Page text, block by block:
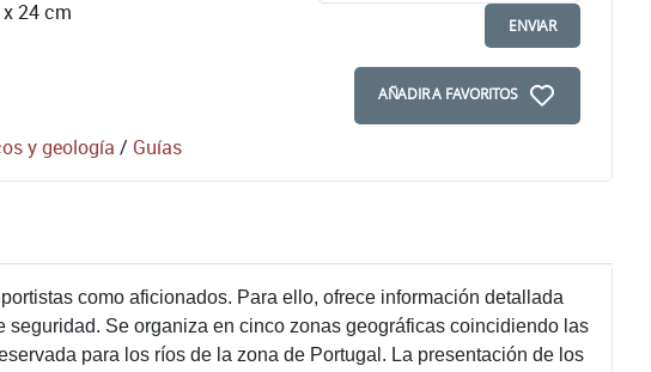
ENVIAR
AÑADIR A FAVORITOS
24 cm
y geología / Guías
como aficionados. Para ello, ofrece información detallada
Se organiza en cinco zonas geográficas coincidiendo las
para los ríos de la zona de Portugal. La presentación de los